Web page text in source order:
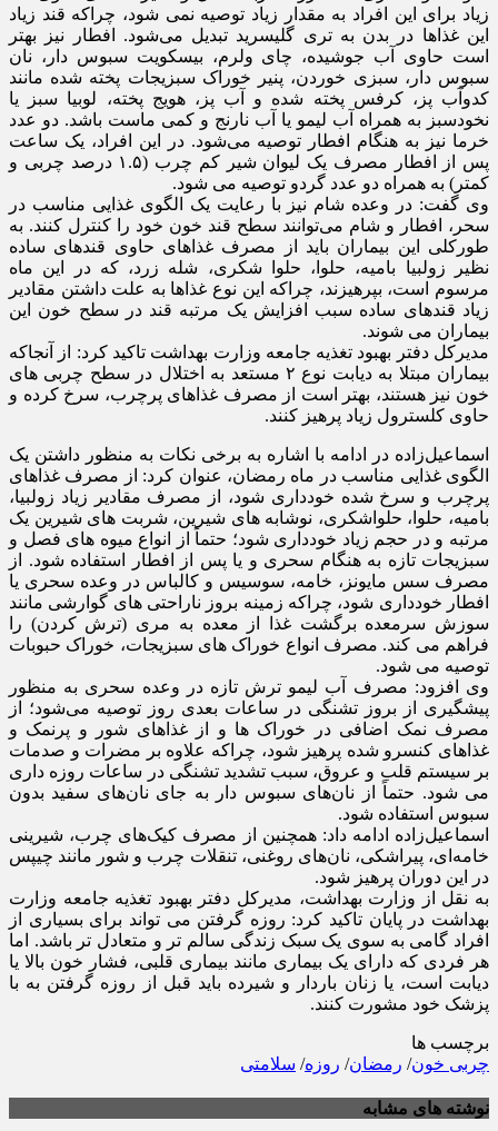
زیاد برای این افراد به مقدار زیاد توصیه نمی ‌شود، چراکه قند زیاد
این غذاها در بدن به تری گلیسرید تبدیل می‌شود. افطار نیز بهتر
است حاوی آب جوشیده، چای ولرم، بیسکویت سبوس دار، نان
سبوس دار، سبزی خوردن، پنیر خوراک سبزیجات پخته شده مانند
کدوآب‌ پز، کرفس پخته شده و آب پز، هویج پخته، لوبیا سبز یا
نخودسبز به همراه آب لیمو یا آب نارنج و کمی ماست باشد. دو عدد
خرما نیز به هنگام افطار توصیه می‌شود. در این افراد، یک ساعت
پس از افطار مصرف یک لیوان شیر کم چرب (۱.۵ درصد چربی و
کمتر) به همراه دو عدد گردو توصیه می ‌شود.
وی گفت: در وعده شام نیز با رعایت یک الگوی غذایی مناسب در
سحر، افطار و شام می‌توانند سطح قند خون خود را کنترل کنند. به
طورکلی این بیماران باید از مصرف غذاهای حاوی قندهای ساده
نظیر زولبیا بامیه، حلوا، حلوا شکری، شله زرد، که در این ماه
مرسوم است، بپرهیزند، چراکه این نوع غذاها به علت داشتن مقادیر
زیاد قندهای ساده سبب افزایش یک مرتبه قند در سطح خون این
بیماران می‌ شوند.
مدیرکل دفتر بهبود تغذیه جامعه وزارت بهداشت تاکید کرد: از آنجاکه
بیماران مبتلا به دیابت نوع ۲ مستعد به اختلال در سطح چربی های
خون نیز هستند، بهتر است از مصرف غذاهای پرچرب، سرخ کرده و
حاوی کلسترول زیاد پرهیز کنند.
اسماعیل‌زاده در ادامه با اشاره به برخی نکات به منظور داشتن یک
الگوی غذایی مناسب در ماه رمضان، عنوان کرد: از مصرف غذاهای
پرچرب و سرخ شده خودداری شود، از مصرف مقادیر زیاد زولبیا،
بامیه، حلوا، حلواشکری، نوشابه‌ های شیرین، شربت های شیرین یک
مرتبه و در حجم زیاد خودداری شود؛ حتماً از انواع میوه‌ های فصل و
سبزیجات تازه به هنگام سحری و یا پس از افطار استفاده شود. از
مصرف سس مایونز، خامه، سوسیس و کالباس در وعده سحری یا
افطار خودداری شود، چراکه زمینه بروز ناراحتی ‌های گوارشی مانند
سوزش سرمعده برگشت غذا از معده به مری (ترش کردن) را
فراهم می‌ کند. مصرف انواع خوراک های سبزیجات، خوراک حبوبات
توصیه می‌ شود.
وی افزود: مصرف آب لیمو ترش تازه در وعده سحری به منظور
پیشگیری از بروز تشنگی در ساعات بعدی روز توصیه می‌شود؛ از
مصرف نمک اضافی در خوراک ها و از غذاهای شور و پرنمک و
غذاهای کنسرو شده پرهیز شود، چراکه علاوه بر مضرات و صدمات
بر سیستم قلب و عروق، سبب تشدید تشنگی در ساعات روزه داری
می‌ شود. حتماً از نان‌های سبوس دار به جای نان‌های سفید بدون
سبوس استفاده شود.
اسماعیل‌زاده ادامه داد: همچنین از مصرف کیک‌های چرب، شیرینی
خامه‌ای، پیراشکی، نان‌های روغنی، تنقلات چرب و شور مانند چیپس
در این دوران پرهیز شود.
به نقل از وزارت بهداشت، مدیرکل دفتر بهبود تغذیه جامعه وزارت
بهداشت در پایان تاکید کرد: روزه گرفتن می تواند برای بسیاری از
افراد گامی به سوی یک سبک زندگی سالم تر و متعادل تر باشد. اما
هر فردی که دارای یک بیماری مانند بیماری قلبی، فشار خون بالا یا
دیابت است، یا زنان باردار و شیرده باید قبل از روزه گرفتن به با
پزشک خود مشورت کنند.
برچسب ها
چربی خون/ رمضان/ روزه/ سلامتی
نوشته های مشابه